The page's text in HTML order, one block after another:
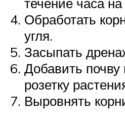
Обработать
угля.
Засыпать
Добавить почву
розетку
Выровнять